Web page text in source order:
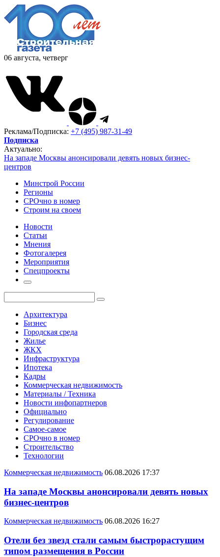
06 августа, четверг
Реклама/Подписка: +7 (495) 987-31-49
Подписка
Актуально:
На западе Москвы анонсировали девять новых бизнес-
центров
Минстрой России
Регионы
СРОчно в номер
Строим на своем
Новости
Статьи
Мнения
Фотогалерея
Мероприятия
Спецпроекты
Архитектура
Бизнес
Городская среда
Жилье
ЖКХ
Инфраструктура
Ипотека
Кадры
Коммерческая недвижимость
Материалы / Техника
Новости инфопартнеров
Официально
Регулирование
Самое-самое
СРОчно в номер
Строительство
Технологии
Коммерческая недвижимость 06.08.2026 17:37
На западе Москвы анонсировали девять новых
бизнес-центров
Коммерческая недвижимость 06.08.2026 16:27
Отели без звезд стали самым быстрорастущим
типом размещения в России